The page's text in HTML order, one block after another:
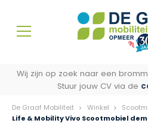
Wij zijn op zoek naar een
Stuur jouw CV via de
De Graaf Mobiliteit Winkel
Life & Mobility Vivo Scootmobiel